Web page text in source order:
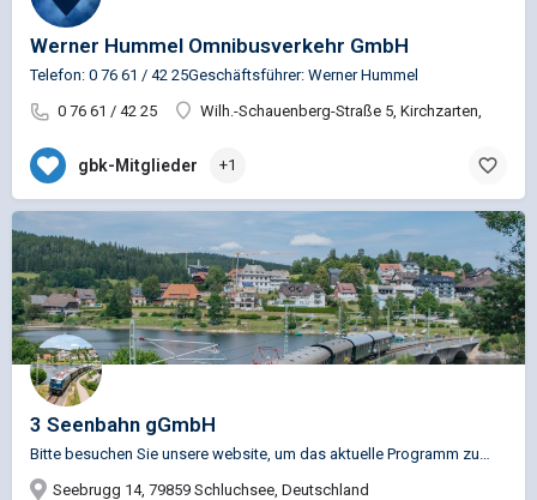
Werner Hummel Omnibusverkehr GmbH
Telefon: 0 76 61 / 42 25Geschäftsführer: Werner Hummel
0 76 61 / 42 25
Wilh.-Schauenberg-Straße 5, Kirchzarten,
gbk-Mitglieder +1
3 Seenbahn gGmbH
Bitte besuchen Sie unsere website, um das aktuelle Programm zu…
Seebrugg 14, 79859 Schluchsee, Deutschland